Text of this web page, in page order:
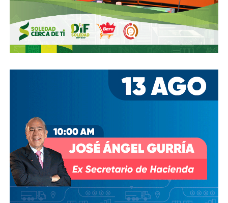
Mano de Dios
“. Diego saltó a disputar un balón
con el portero Peter Shilton, y ante su falta de estatura,
estiró la mano para acabar empujando la pelota a la red… el
árbitro lo dio por bueno.
segundos, fue una obra maestra catalogada como “El Gol
. Ganaron 2-1. En un solo día, el ‘Pelusa’ se
despachó dos de los tantos más icónicos en la
historia del futbol
más que el pase a Semifinales.
En su autobiografía, Maradona lo escribió sin tapujos:
“Aunque habíamos dicho antes del partido que el fútbol no
tenía nada que ver con la guerra de las Malvinas, sabíamos
que habían matado a muchos chicos argentinos ahí.Los
mataron como pajaritos. Y eso era la revancha”.